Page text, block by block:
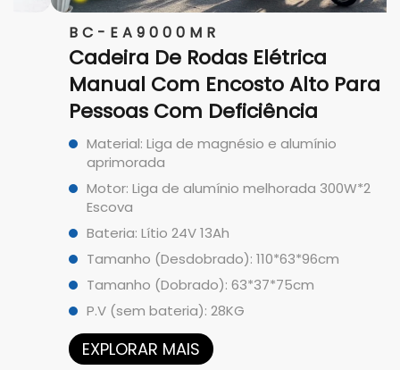
BC-EA9000MR
Cadeira De Rodas Elétrica
Manual Com Encosto Alto Para
Pessoas Com Deficiência
Material: Liga de magnésio e alumínio
aprimorada
Motor: Liga de alumínio melhorada 300W*2
Escova
Bateria: Lítio 24V 13Ah
Tamanho (Desdobrado): 110*63*96cm
Tamanho (Dobrado): 63*37*75cm
P.V (sem bateria): 28KG
EXPLORAR MAIS